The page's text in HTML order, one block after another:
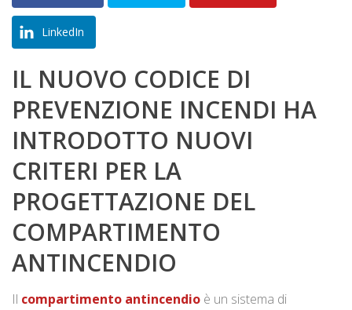
LinkedIn
IL NUOVO CODICE DI
PREVENZIONE INCENDI HA
INTRODOTTO NUOVI
CRITERI PER LA
PROGETTAZIONE DEL
COMPARTIMENTO
ANTINCENDIO
Il compartimento antincendio è un sistema di